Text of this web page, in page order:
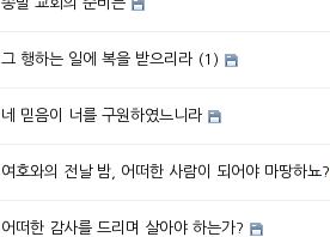
그 행하는 일에 복을 받으리라 (1)
네 믿음이 너를 구원하였느니라
여호와의 전날 밤, 어떠한 사람이 되어야 마땅하뇨?
어떠한 감사를 드리며 살아야 하는가?